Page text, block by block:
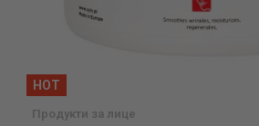
HOT
Продукти за лице